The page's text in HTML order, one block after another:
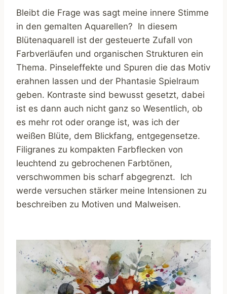
Bleibt die Frage was sagt meine innere Stimme
in den gemalten Aquarellen? In diesem
Blütenaquarell ist der gesteuerte Zufall von
Farbverläufen und organischen Strukturen ein
Thema. Pinseleffekte und Spuren die das Motiv
erahnen lassen und der Phantasie Spielraum
geben. Kontraste sind bewusst gesetzt, dabei
ist es dann auch nicht ganz so Wesentlich, ob
es mehr rot oder orange ist, was ich der
weißen Blüte, dem Blickfang, entgegensetze.
Filigranes zu kompakten Farbflecken von
leuchtend zu gebrochenen Farbtönen,
verschwommen bis scharf abgegrenzt. Ich
werde versuchen stärker meine Intensionen zu
beschreiben zu Motiven und Malweisen.